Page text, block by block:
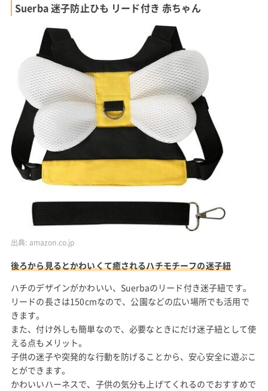
Suerba 迷子防止ひも リード付き 赤ちゃん
出典: amazon.co.jp
後ろから見るとかわいくて癒されるハチモチーフの迷子紐
ハチのデザインがかわいい、Suerbaのリード付き迷子紐です。
リードの長さは150cmなので、公園などの広い場所でも活用で
きます。
また、付け外しも簡単なので、必要なときにだけ迷子紐として使
える点もメリット。
子供の迷子や突発的な行動を防げることから、安心安全に遊ぶこ
とができます。
かわいいハーネスで、子供の気分も上げてくれるのでおすすめで